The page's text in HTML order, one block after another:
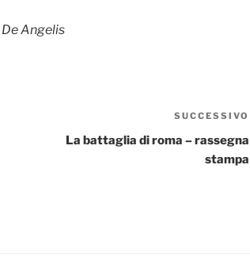
Angelis
SUCCESSIVO
La battaglia di roma – rassegna
stampa